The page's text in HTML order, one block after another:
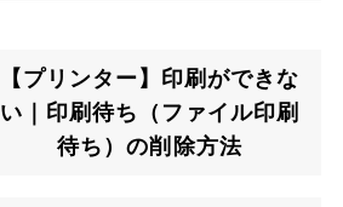
【プリンター】印刷ができな
い｜印刷待ち（ファイル印刷
待ち）の削除方法